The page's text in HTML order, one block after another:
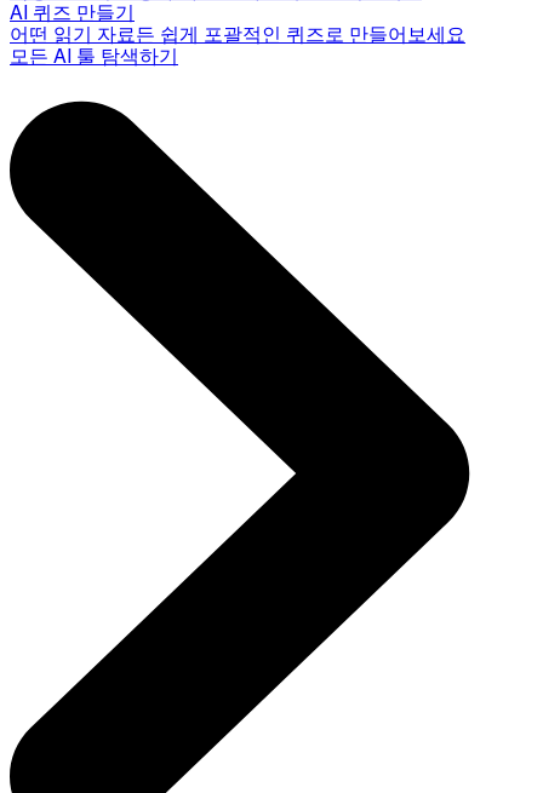
AI 퀴즈 만들기
어떤 읽기 자료든 쉽게 포괄적인 퀴즈로 만들어보세요
모든 AI 툴 탐색하기